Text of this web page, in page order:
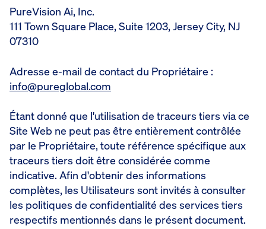
PureVision Ai, Inc.
111 Town Square Place, Suite 1203, Jersey City, NJ
07310
Adresse e-mail de contact du Propriétaire :
info@pureglobal.com
Étant donné que l'utilisation de traceurs tiers via ce
Site Web ne peut pas être entièrement contrôlée
par le Propriétaire, toute référence spécifique aux
traceurs tiers doit être considérée comme
indicative. Afin d'obtenir des informations
complètes, les Utilisateurs sont invités à consulter
les politiques de confidentialité des services tiers
respectifs mentionnés dans le présent document.